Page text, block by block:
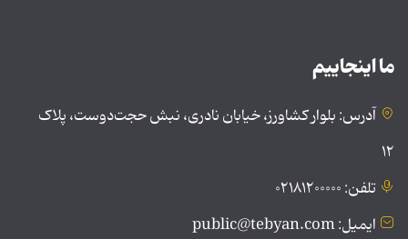
ما اینجاییم
آدرس: بلوار کشاورز، خیابان نادری، نبش حجت‌دوست، پلاک
۱۲
تلفن: ۰۲۱۸۱۲۰۰۰۰۰
ایمیل: public@tebyan.com